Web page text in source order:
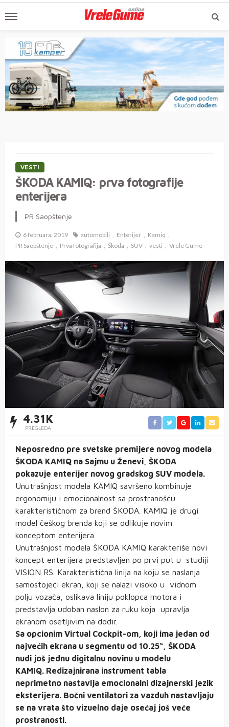
VESTI
ŠKODA KAMIQ: prva fotografije
enterijera
PR Saopštenje
6 februara, 2019 automobili Enterijer
Kamiq
PR Saopštenje
Prva fotografija Škoda SUV vesti Vrele Gume
4.31K
PREGLEDA
Neposredno pre svetske premijere novog modela
ŠKODA KAMIQ na Sajmu u Ženevi, ŠKODA
pokazuje enterijer novog gradskog SUV modela.
Unutrašnjost modela KAMIQ savršeno kombinuje
ergonomiju i emocionalnost sa prostranošću
karakterističnom za brend ŠKODA. KAMIQ je drugi
model češkog brenda koji se odlikuje novim
konceptom enterijera.
Unutrašnjost modela ŠKODA KAMIQ karakteriše novi
koncept enterijera predstavljen po prvi put u studiji
VISION RS. Karakteristična linija na koju se naslanja
samostojeći ekran, koji se nalazi visoko u vidnom
polju vozača, oslikava liniju poklopca motora i
predstavlja udoban naslon za ruku koja upravlja
ekranom osetljivim na dodir.
Sa opcionim Virtual Cockpit-om, koji ima jedan od
najvećih ekrana u segmentu od 10.25“, ŠKODA
nudi još jednu digitalnu novinu u modelu
KAMIQ. Redizajnirana instrument tabla
neprimetno nastavlja emocionalni dizajnerski jezik
eksterijera. Bočni ventilatori za vazduh nastavljaju
se na vrata što vizuelno daje osećaj još veće
prostranosti.